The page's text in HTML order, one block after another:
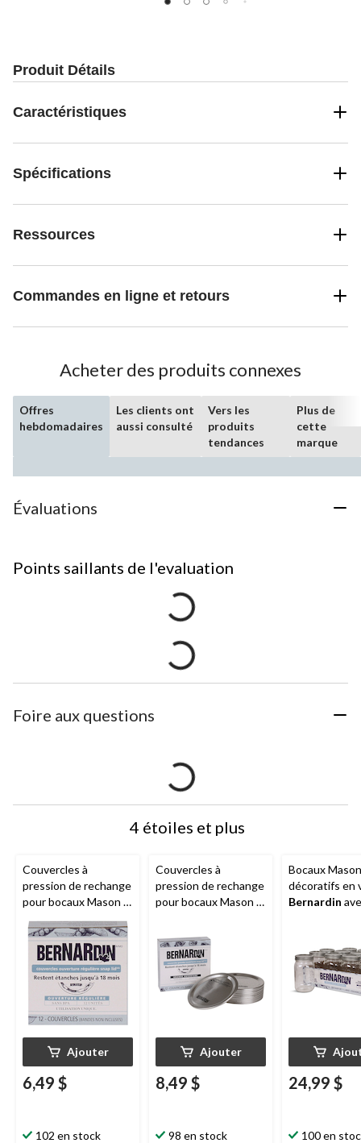
Produit Détails
Caractéristiques
Spécifications
Ressources
Commandes en ligne et retours
Acheter des produits connexes
Offres
hebdomadaires
Les clients ont
aussi consulté
Vers les
produits
tendances
Plus de
cette
marque
Évaluations
Points saillants de l'evaluation
Foire aux questions
4 étoiles et plus
Couvercles à
pression de rechange
pour bocaux Mason à
ouverture standard
Bernardin, paq. 12
Ajouter
6,49 $
102 en stock
Couvercles à
pression de rechange
pour bocaux Mason à
Bernardin
Ajouter
8,49 $
98 en stock
Bocaux Mason
décoratifs en
Bernardin
paquet de 12
24,99 $
100 en